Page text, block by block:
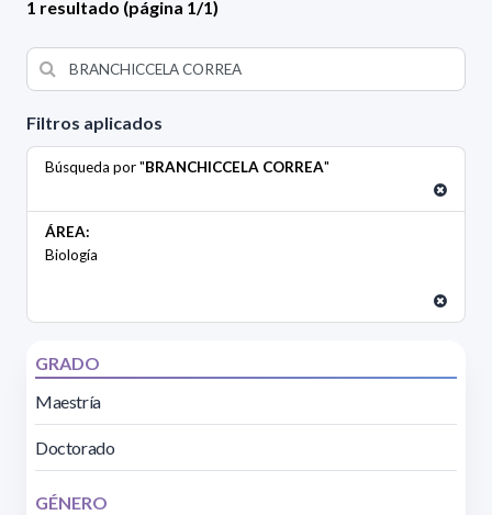
Filtros aplicados
Búsqueda por "BRANCHICCELA CORREA"
ÁREA:
Biología
GRADO
Maestría
Doctorado
GÉNERO
1 resultado (página 1/1)